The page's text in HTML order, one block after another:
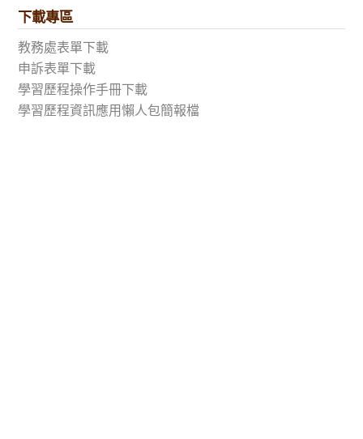
下載專區
教務處表單下載
申訴表單下載
學習歷程操作手冊下載
學習歷程資訊應用懶人包簡報檔